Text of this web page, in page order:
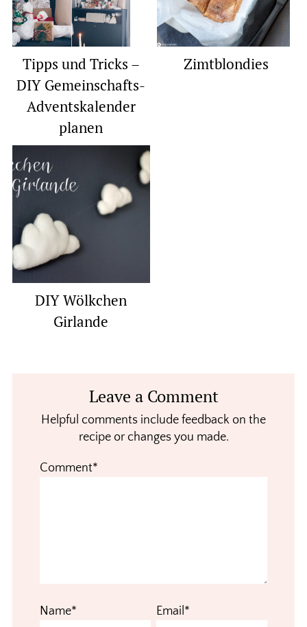
Tipps und Tricks –
DIY Gemeinschafts-
Adventskalender
planen
Zimtblondies
DIY Wölkchen
Girlande
InteractionsLeave a Comment
Helpful comments include feedback on the
recipe or changes you made.
Comment*
Name* Email*